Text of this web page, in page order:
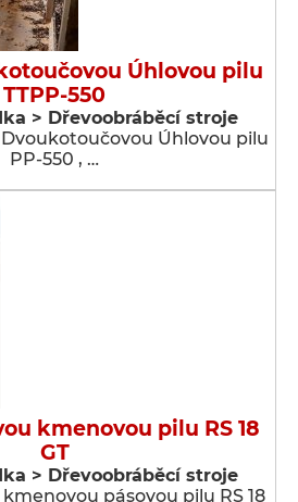
Úhlovou pilu
TTPP-550
> Dřevoobráběcí stroje
Úhlovou pilu
PP-550 , …
kmenovou pilu RS 18
GT
> Dřevoobráběcí stroje
pásovou pilu RS 18